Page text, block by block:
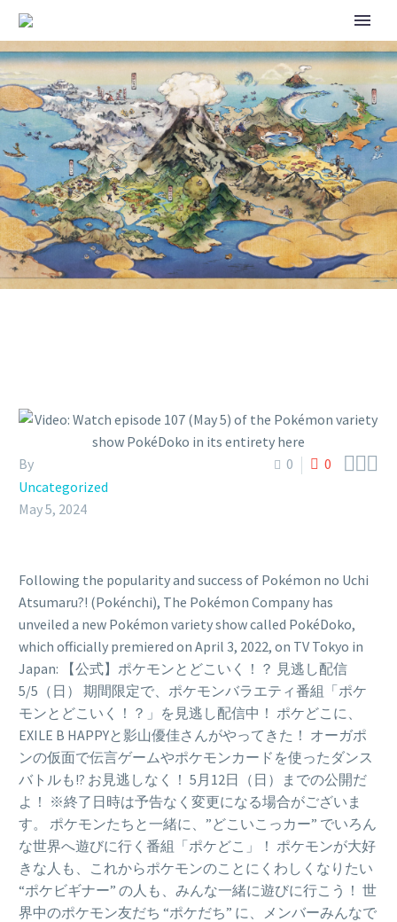
VIDEO: WATCH EPISODE 107
(MAY 5) OF THE POKÉMON
VARIETY SHOW POKÉDOKO IN
ITS ENTIRETY HERE
0 0 
By
Uncategorized
May 5, 2024
Following the popularity and success of Pokémon no Uchi
Atsumaru?! (Pokénchi), The Pokémon Company has
unveiled a new Pokémon variety show called PokéDoko,
which officially premiered on April 3, 2022, on TV Tokyo in
Japan: 【公式】ポケモンとどこいく！？ 見逃し配信
5/5（日） 期間限定で、ポケモンバラエティ番組「ポケ
モンとどこいく！？」を見逃し配信中！ ポケどこに、
EXILE B HAPPYと影山優佳さんがやってきた！ オーガポ
ンの仮面で伝言ゲームやポケモンカードを使ったダンス
バトルも!? お見逃しなく！ 5月12日（日）までの公開だ
よ！ ※終了日時は予告なく変更になる場合がございま
す。 ポケモンたちと一緒に、”どこいこっカー” でいろん
な世界へ遊びに行く番組「ポケどこ」！ ポケモンが大好
きな人も、これからポケモンのことにくわしくなりたい
“ポケビギナー” の人も、みんな一緒に遊びに行こう！ 世
界中のポケモン友だち “ポケだち” に、メンバーみんなで